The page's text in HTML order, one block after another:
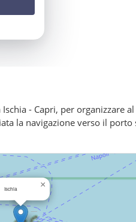
- Capri, per organizzare
la navigazione verso il porto
Ischia ×